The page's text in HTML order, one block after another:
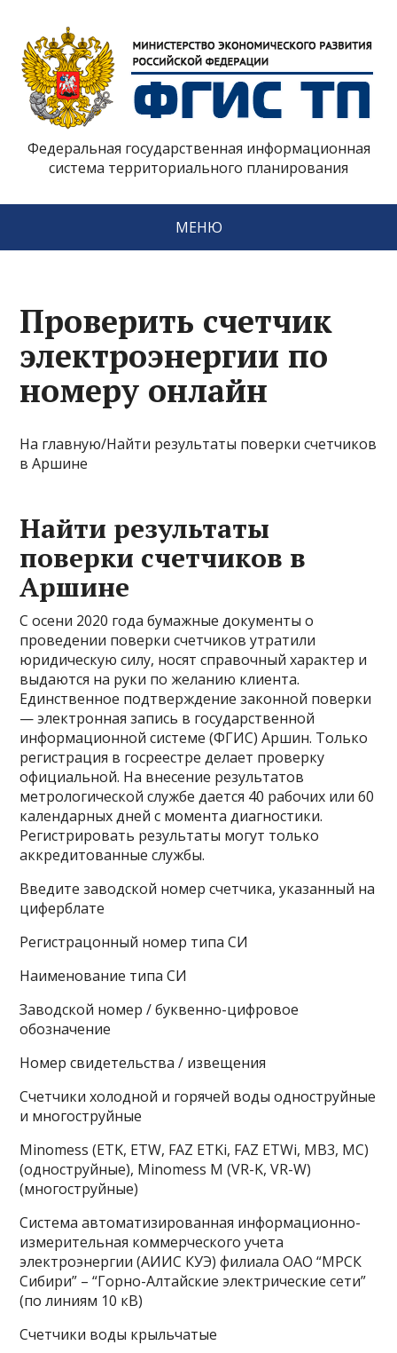
Федеральная государственная информационная
система территориального планирования
МЕНЮ
Проверить счетчик
электроэнергии по
номеру онлайн
На главную/Найти результаты поверки счетчиков
в Аршине
Найти результаты
поверки счетчиков в
Аршине
С осени 2020 года бумажные документы о
проведении поверки счетчиков утратили
юридическую силу, носят справочный характер и
выдаются на руки по желанию клиента.
Единственное подтверждение законной поверки
— электронная запись в государственной
информационной системе (ФГИС) Аршин. Только
регистрация в госреестре делает проверку
официальной. На внесение результатов
метрологической службе дается 40 рабочих или 60
календарных дней с момента диагностики.
Регистрировать результаты могут только
аккредитованные службы.
Введите заводской номер счетчика, указанный на
циферблате
Регистрацонный номер типа СИ
Наименование типа СИ
Заводской номер / буквенно-цифровое
обозначение
Номер свидетельства / извещения
Счетчики холодной и горячей воды одноструйные
и многоструйные
Minomess (ETK, ETW, FAZ ETKi, FAZ ETWi, MB3, MC)
(одноструйные), Minomess M (VR-K, VR-W)
(многоструйные)
Система автоматизированная информационно-
измерительная коммерческого учета
электроэнергии (АИИС КУЭ) филиала ОАО “МРСК
Сибири” – “Горно-Алтайские электрические сети”
(по линиям 10 кВ)
Счетчики воды крыльчатые